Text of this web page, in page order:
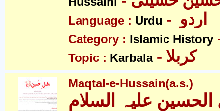
Language : Urdu
Category : Islamic History
Topic : Karbala - کربلا
Maqtal-e-Hussain(a.s.)
الحسین علیہ السلام